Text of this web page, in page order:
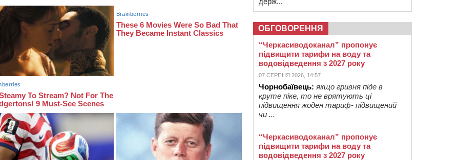
ОБГОВОРЕННЯ
“Черкасиводоканал” пропонує
підвищити тарифи на воду та
водовідведення з 2027 року
07 СЕРПНЯ 2026, 14:57
Чорнобаївець: якщо гривня піде в
круте піке, то не врятують ці
підвищення жоден тариф- підвищений
чи ...
“Черкасиводоканал” пропонує
підвищити тарифи на воду та
водовідведення з 2027 року